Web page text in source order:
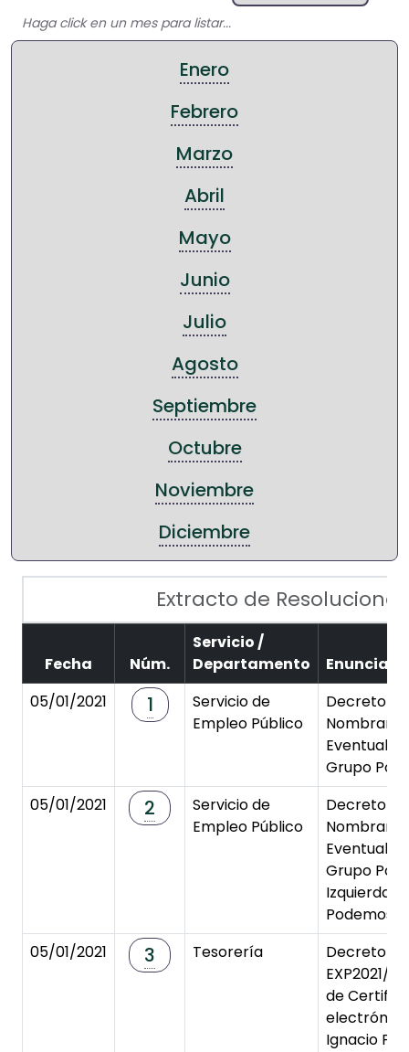
Haga click en un mes para listar...
Enero
Febrero
Marzo
Abril
Mayo
Junio
Julio
Agosto
Septiembre
Octubre
Noviembre
Diciembre
Extracto de
Fecha Núm.
Servicio /
Departamento
Enunciado
05/01/2021
1
Servicio de
Empleo Público
Decreto de
Eventual
Grupo
05/01/2021
2
Servicio de
Empleo Público
Decreto de
Eventual
Grupo
Izquierda
Podemos).
05/01/2021
3 Tesorería
Decreto de
EXP2021/
de
Ignacio